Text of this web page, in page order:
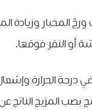
ﺍﻟﻤﺨﺒﺎﺭ ﻭﺯﻳﺎﺩﺓ
ﺃﻭ ﺍﻟﻨﻘﺮ ﻓﻮﻗﻬﺎ.
ﺩﺭﺟﺔ ﺍﻟﺤﺮﺍﺭﺓ
ﺍﻟﻤﺰﻳﺞ ﺍﻟﻨﺎﺗﺞ ﻋﻦ